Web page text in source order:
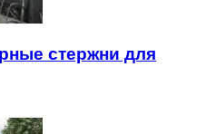
стержни для